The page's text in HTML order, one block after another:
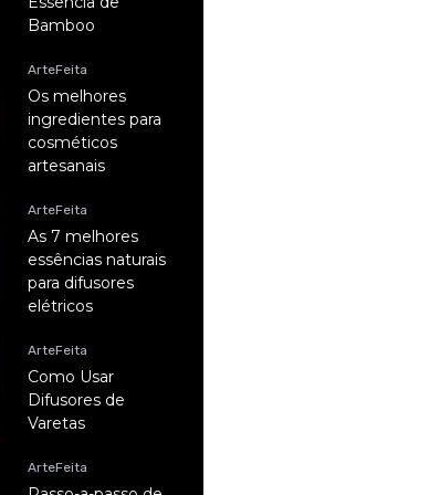
Bamboo
ArteFeita
Os melhores
ingredientes para
cosméticos
artesanais
ArteFeita
As 7 melhores
essências naturais
para difusores
elétricos
ArteFeita
Como Usar
Difusores de
Varetas
ArteFeita